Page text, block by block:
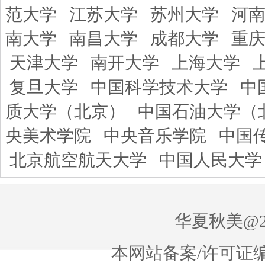
范大学
江苏大学 苏州大学
河
南大学
南昌大学 成都大学
重
天津大学
南开大学 上海大学
复旦大学
中国科学技术大学
中
质大学（北京）
中国石油大学（
央美术学院
中央音乐学院
中国
北京航空航天大学
中国人民大学
华夏秋美
本网站备案/许可证